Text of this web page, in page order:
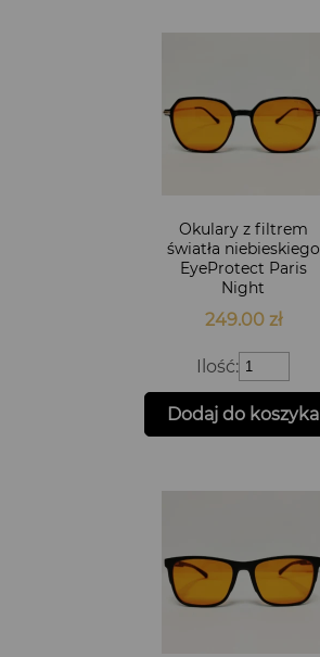
Okulary z filtrem
światła niebieskiego
EyeProtect Paris
Night
249.00 zł
Ilość:ilość
Okulary
filtrem
Dodaj do koszyka